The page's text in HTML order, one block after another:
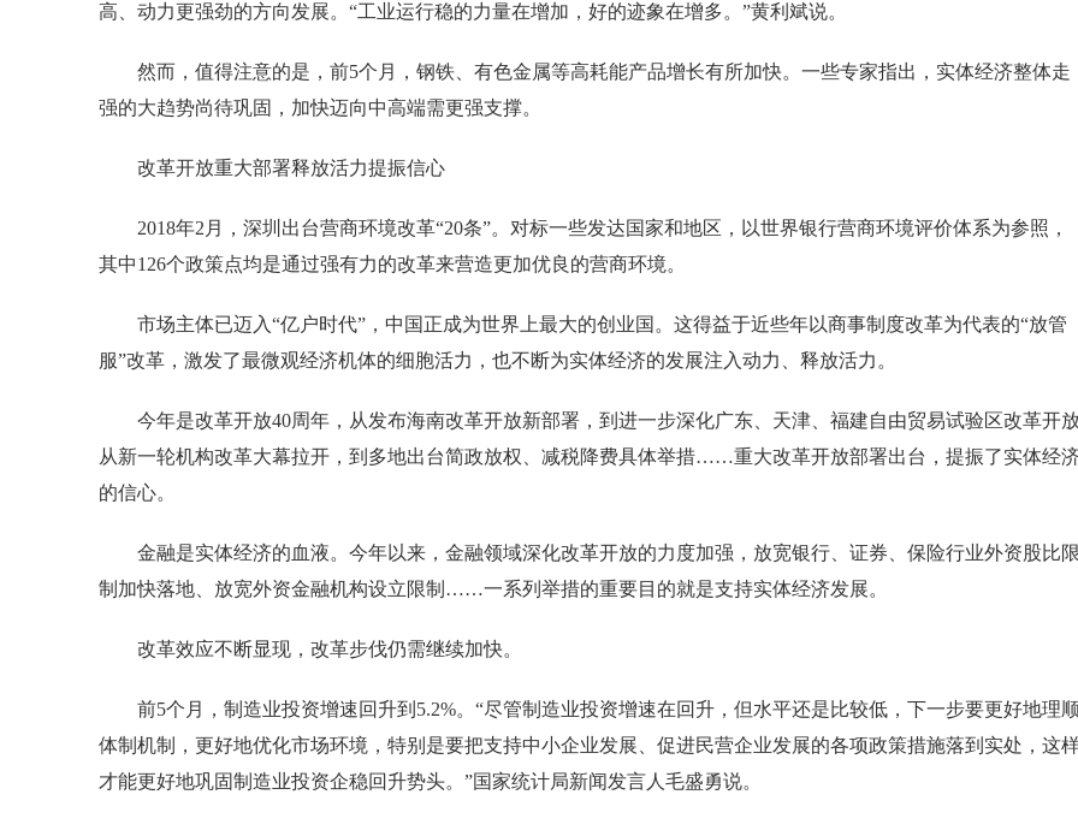
高、动力更强劲的方向发展。“工业运行稳的力量在增加，好的迹象在增多。”黄利斌说。
然而，值得注意的是，前5个月，钢铁、有色金属等高耗能产品增长有所加快。一些专家指出，实体经济整体走
强的大趋势尚待巩固，加快迈向中高端需更强支撑。
改革开放重大部署释放活力提振信心
2018年2月，深圳出台营商环境改革“20条”。对标一些发达国家和地区，以世界银行营商环境评价体系为参照，
其中126个政策点均是通过强有力的改革来营造更加优良的营商环境。
市场主体已迈入“亿户时代”，中国正成为世界上最大的创业国。这得益于近些年以商事制度改革为代表的“放管
服”改革，激发了最微观经济机体的细胞活力，也不断为实体经济的发展注入动力、释放活力。
今年是改革开放40周年，从发布海南改革开放新部署，到进一步深化广东、天津、福建自由贸易试验区改革开
从新一轮机构改革大幕拉开，到多地出台简政放权、减税降费具体举措……重大改革开放部署出台，提振了实体经
的信心。
金融是实体经济的血液。今年以来，金融领域深化改革开放的力度加强，放宽银行、证券、保险行业外资股比
制加快落地、放宽外资金融机构设立限制……一系列举措的重要目的就是支持实体经济发展。
改革效应不断显现，改革步伐仍需继续加快。
前5个月，制造业投资增速回升到5.2%。“尽管制造业投资增速在回升，但水平还是比较低，下一步要更好地理
体制机制，更好地优化市场环境，特别是要把支持中小企业发展、促进民营企业发展的各项政策措施落到实处，这
才能更好地巩固制造业投资企稳回升势头。”国家统计局新闻发言人毛盛勇说。